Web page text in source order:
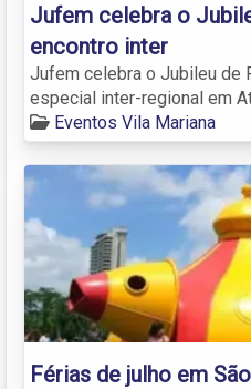
Jufem celebra o
encontro inter
Jufem celebra o Jubileu de
especial inter-regional em
Eventos Vila Mariana
Férias de julho em